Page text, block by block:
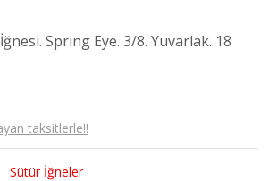
Spring Eye. 3/8. Yuvarlak. 18
taksitlerle!!
Sütür İğneler